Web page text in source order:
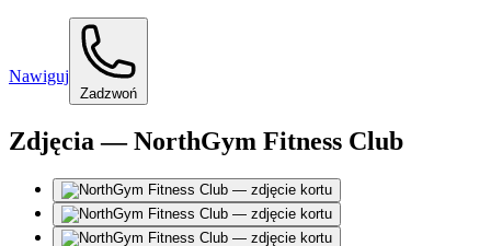
Nawiguj
Zadzwoń
Zdjęcia — NorthGym Fitness Club